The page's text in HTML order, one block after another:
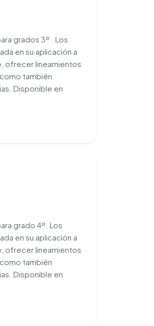
grados 3º . Los
en su aplicación a
ofrecer lineamientos
también
Disponible en
grado 4º. Los
en su aplicación a
ofrecer lineamientos
también
Disponible en